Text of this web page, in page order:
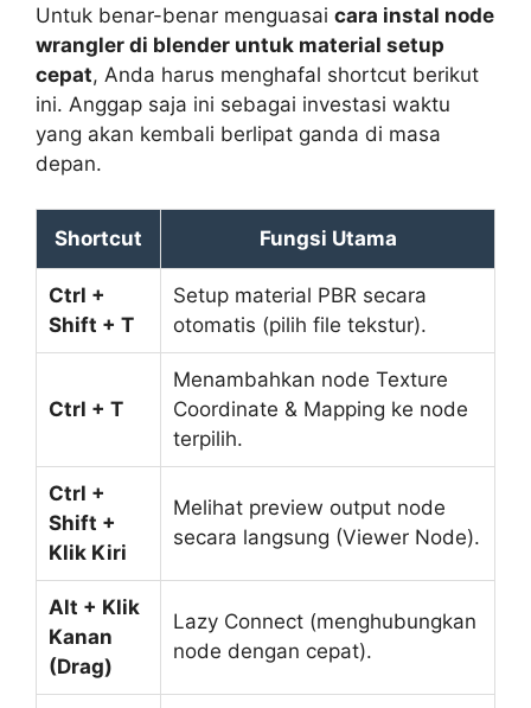
Untuk benar-benar menguasai cara instal node
wrangler di blender untuk material setup
cepat, Anda harus menghafal shortcut berikut
ini. Anggap saja ini sebagai investasi waktu
yang akan kembali berlipat ganda di masa
depan.
Shortcut Fungsi Utama
Ctrl +
Shift + T
Setup material PBR secara
otomatis (pilih file tekstur).
Ctrl + T
Menambahkan node Texture
Coordinate & Mapping ke node
terpilih.
Ctrl +
Shift +
Klik Kiri
Melihat preview output node
secara langsung (Viewer Node).
Alt + Klik
Kanan
(Drag)
Lazy Connect (menghubungkan
node dengan cepat).